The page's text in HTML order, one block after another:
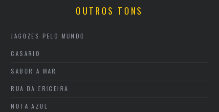
OUTROS TONS
JAGOZES PELO MUNDO
CASARIO
SABOR A MAR
RUA DA ERICEIRA
NOTA AZUL